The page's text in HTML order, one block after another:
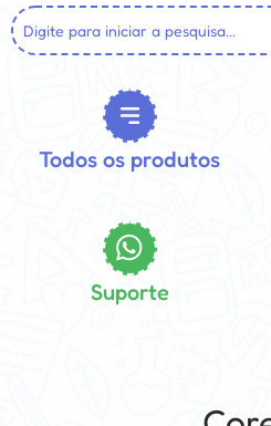
Todos os produtos
Suporte